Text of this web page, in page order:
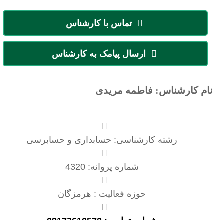
تماس با کارشناس
ارسال پیامک به کارشناس
نام کارشناس: فاطمه مریدی
رشته کارشناسی: حسابداری و حسابرسی
شماره پروانه: 4320
حوزه فعالیت : هرمزگان